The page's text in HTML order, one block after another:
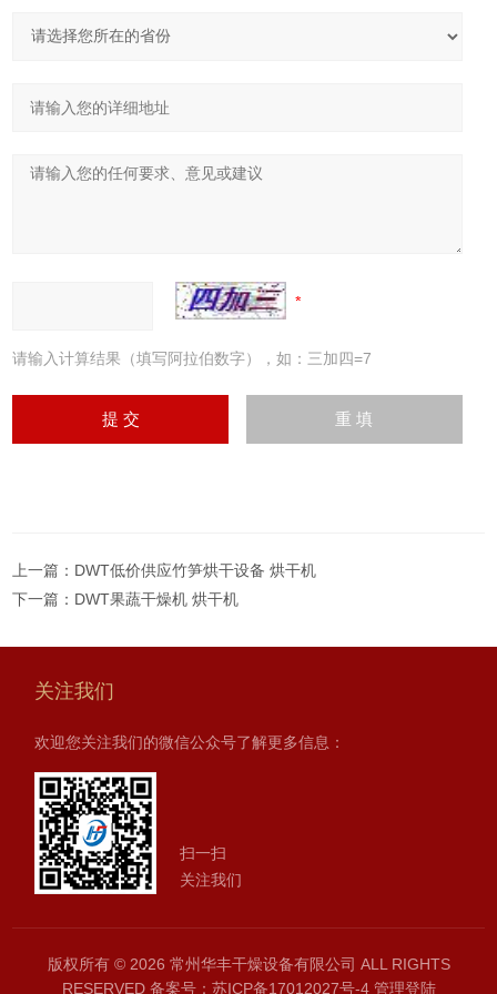
请输入计算结果（填写阿拉伯数字），如：三加四=7
上一篇： DWT低价供应竹笋烘干设备 烘干机
下一篇： DWT果蔬干燥机 烘干机
关注我们
欢迎您关注我们的微信公众号了解更多信息：
扫一扫
关注我们
版权所有 © 2026 常州华丰干燥设备有限公司 ALL RIGHTS
RESERVED 备案号：苏ICP备17012027号-4 管理登陆